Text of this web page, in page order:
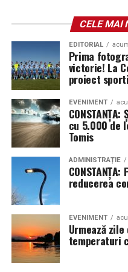
anexarea la Spania. De
devenit şi sărbătoarea
aprilie 1985 s-a deschis
* Cu 164 de ani în urmă
unificare administrativă,
Cuza semna decretele
Direcţiei Statistice a
Bucureşti şi numirea lui
director al Oficiului
* În urmă cu 112 ani
Primului Război Mondial,
răspuns, Marea Britanie a
Statele Unite și-au
* Se marchează 110 ani
CELE MAI
EDITORIAL
Prima
victorie! La
proiect
EVENIMENT
cu 5.000 de
Tomis
ADMINISTRAȚIE
reducerea
EVENIMENT
Urmează
temperaturi